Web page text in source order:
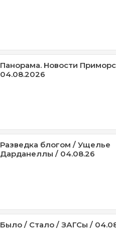
Панорама. Новости
04.08.2026
Разведка блогом / Ущелье
Дарданеллы / 04.08.26
Было / Стало / ЗАГСы /